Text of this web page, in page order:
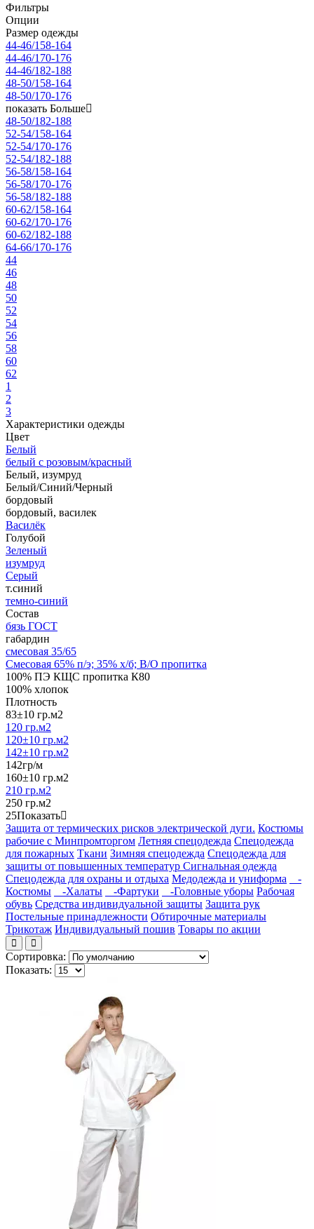
Фильтры
Опции
Размер одежды
44-46/158-164
44-46/170-176
44-46/182-188
48-50/158-164
48-50/170-176
показать Больше
48-50/182-188
52-54/158-164
52-54/170-176
52-54/182-188
56-58/158-164
56-58/170-176
56-58/182-188
60-62/158-164
60-62/170-176
60-62/182-188
64-66/170-176
44
46
48
50
52
54
56
58
60
62
1
2
3
Характеристики одежды
Цвет
Белый
белый с розовым/красный
Белый, изумруд
Белый/Синий/Черный
бордовый
бордовый, василек
Василёк
Голубой
Зеленый
изумруд
Серый
т.синий
темно-синий
Состав
бязь ГОСТ
габардин
смесовая 35/65
Смесовая 65% п/э; 35% х/б; В/О пропитка
100% ПЭ КЩС пропитка К80
100% хлопок
Плотность
83±10 гр.м2
120 гр.м2
120±10 гр.м2
142±10 гр.м2
142гр/м
160±10 гр.м2
210 гр.м2
250 гр.м2
25Показать
Защита от термических рисков электрической дуги. Костюмы
рабочие с Минпромторгом Летняя спецодежда Спецодежда
для пожарных Ткани Зимняя спецодежда Спецодежда для
защиты от повышенных температур Сигнальная одежда
Спецодежда для охраны и отдыха Медодежда и униформа
-
Костюмы
-Халаты -Фартуки -Головные уборы Рабочая
обувь Средства индивидуальной защиты Защита рук
Постельные принадлежности Обтирочные материалы
Трикотаж Индивидуальный пошив Товары по акции
Сортировка:
Показать: